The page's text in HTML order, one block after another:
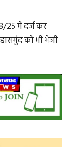
में दर्ज कर
को भी भेजी